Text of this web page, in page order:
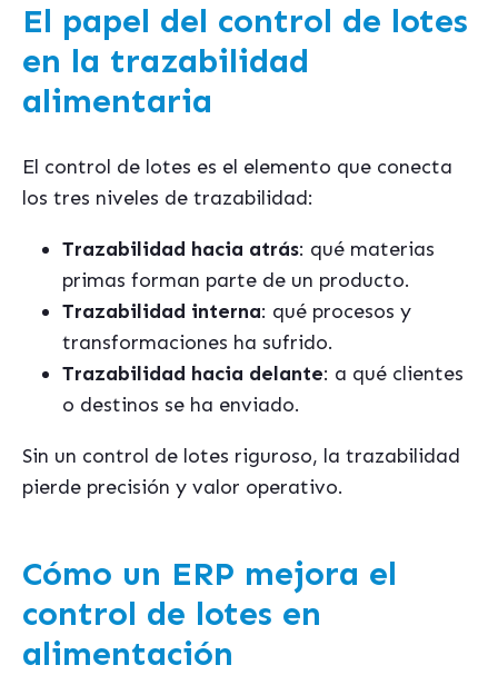
El papel del control de lotes
en la trazabilidad
alimentaria
El control de lotes es el elemento que conecta
los tres niveles de trazabilidad:
Trazabilidad hacia atrás: qué materias
primas forman parte de un producto.
Trazabilidad interna: qué procesos y
transformaciones ha sufrido.
Trazabilidad hacia delante: a qué clientes
o destinos se ha enviado.
Sin un control de lotes riguroso, la trazabilidad
pierde precisión y valor operativo.
Cómo un ERP mejora el
control de lotes en
alimentación